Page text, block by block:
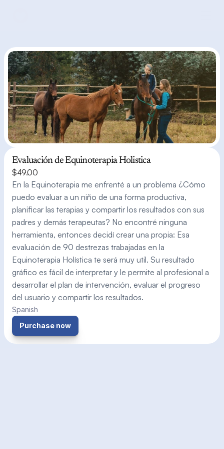
Evaluación de Equinoterapia Holistica
$49.00
En la Equinoterapia me enfrenté a un problema ¿Cómo
puedo evaluar a un niño de una forma productiva,
planificar las terapias y compartir los resultados con sus
padres y demás terapeutas? No encontré ninguna
herramienta, entonces decidí crear una propia: Esa
evaluación de 90 destrezas trabajadas en la
Equinoterapia Holística te será muy util. Su resultado
gráfico es fácil de interpretar y le permite al profesional a
desarrollar el plan de intervención, evaluar el progreso
del usuario y compartir los resultados.
Spanish
Purchase now